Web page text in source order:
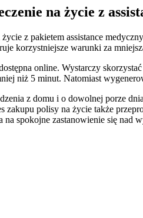
na życie z
życie z pakietem assistance
korzystniejsze warunki za
online. Wystarczy
niż 5 minut. Natomiast
z domu i o dowolnej porze
zakupu polisy na życie także
na spokojne zastanowienie się nad